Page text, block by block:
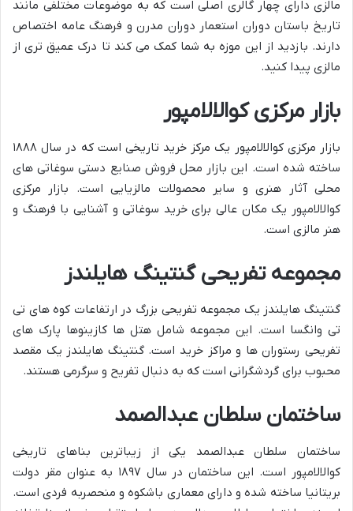
مالزی دارای چهار گالری اصلی است که به موضوعات مختلفی مانند
تاریخ باستان دوران استعمار دوران مدرن و فرهنگ عامه اختصاص
دارند. بازدید از این موزه به شما کمک می کند تا درک عمیق تری از
مالزی پیدا کنید.
بازار مرکزی کوالالامپور
بازار مرکزی کوالالامپور یک مرکز خرید تاریخی است که در سال ۱۸۸۸
ساخته شده است. این بازار محل فروش صنایع دستی سوغاتی های
محلی آثار هنری و سایر محصولات مالزیایی است. بازار مرکزی
کوالالامپور یک مکان عالی برای خرید سوغاتی و آشنایی با فرهنگ و
هنر مالزی است.
مجموعه تفریحی گنتینگ هایلندز
گنتینگ هایلندز یک مجموعه تفریحی بزرگ در ارتفاعات کوه های تی
تی وانگسا است. این مجموعه شامل هتل ها کازینوها پارک های
تفریحی رستوران ها و مراکز خرید است. گنتینگ هایلندز یک مقصد
محبوب برای گردشگرانی است که به دنبال تفریح و سرگرمی هستند.
ساختمان سلطان عبدالصمد
ساختمان سلطان عبدالصمد یکی از زیباترین بناهای تاریخی
کوالالامپور است. این ساختمان در سال ۱۸۹۷ به عنوان مقر دولت
بریتانیا ساخته شده و دارای معماری باشکوه و منحصربه فردی است.